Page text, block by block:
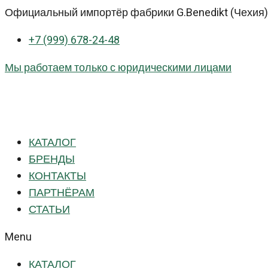
Перейти
контенту
Официальный импортёр фабрики G.Benedikt
+7 (999) 678-24-48
Мы работаем только с юридическими лицами
КАТАЛОГ
БРЕНДЫ
КОНТАКТЫ
ПАРТНЁРАМ
СТАТЬИ
Menu
КАТАЛОГ